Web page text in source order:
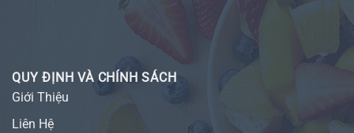
QUY ĐỊNH VÀ CHÍNH SÁCH
Giới Thiệu
Liên Hệ